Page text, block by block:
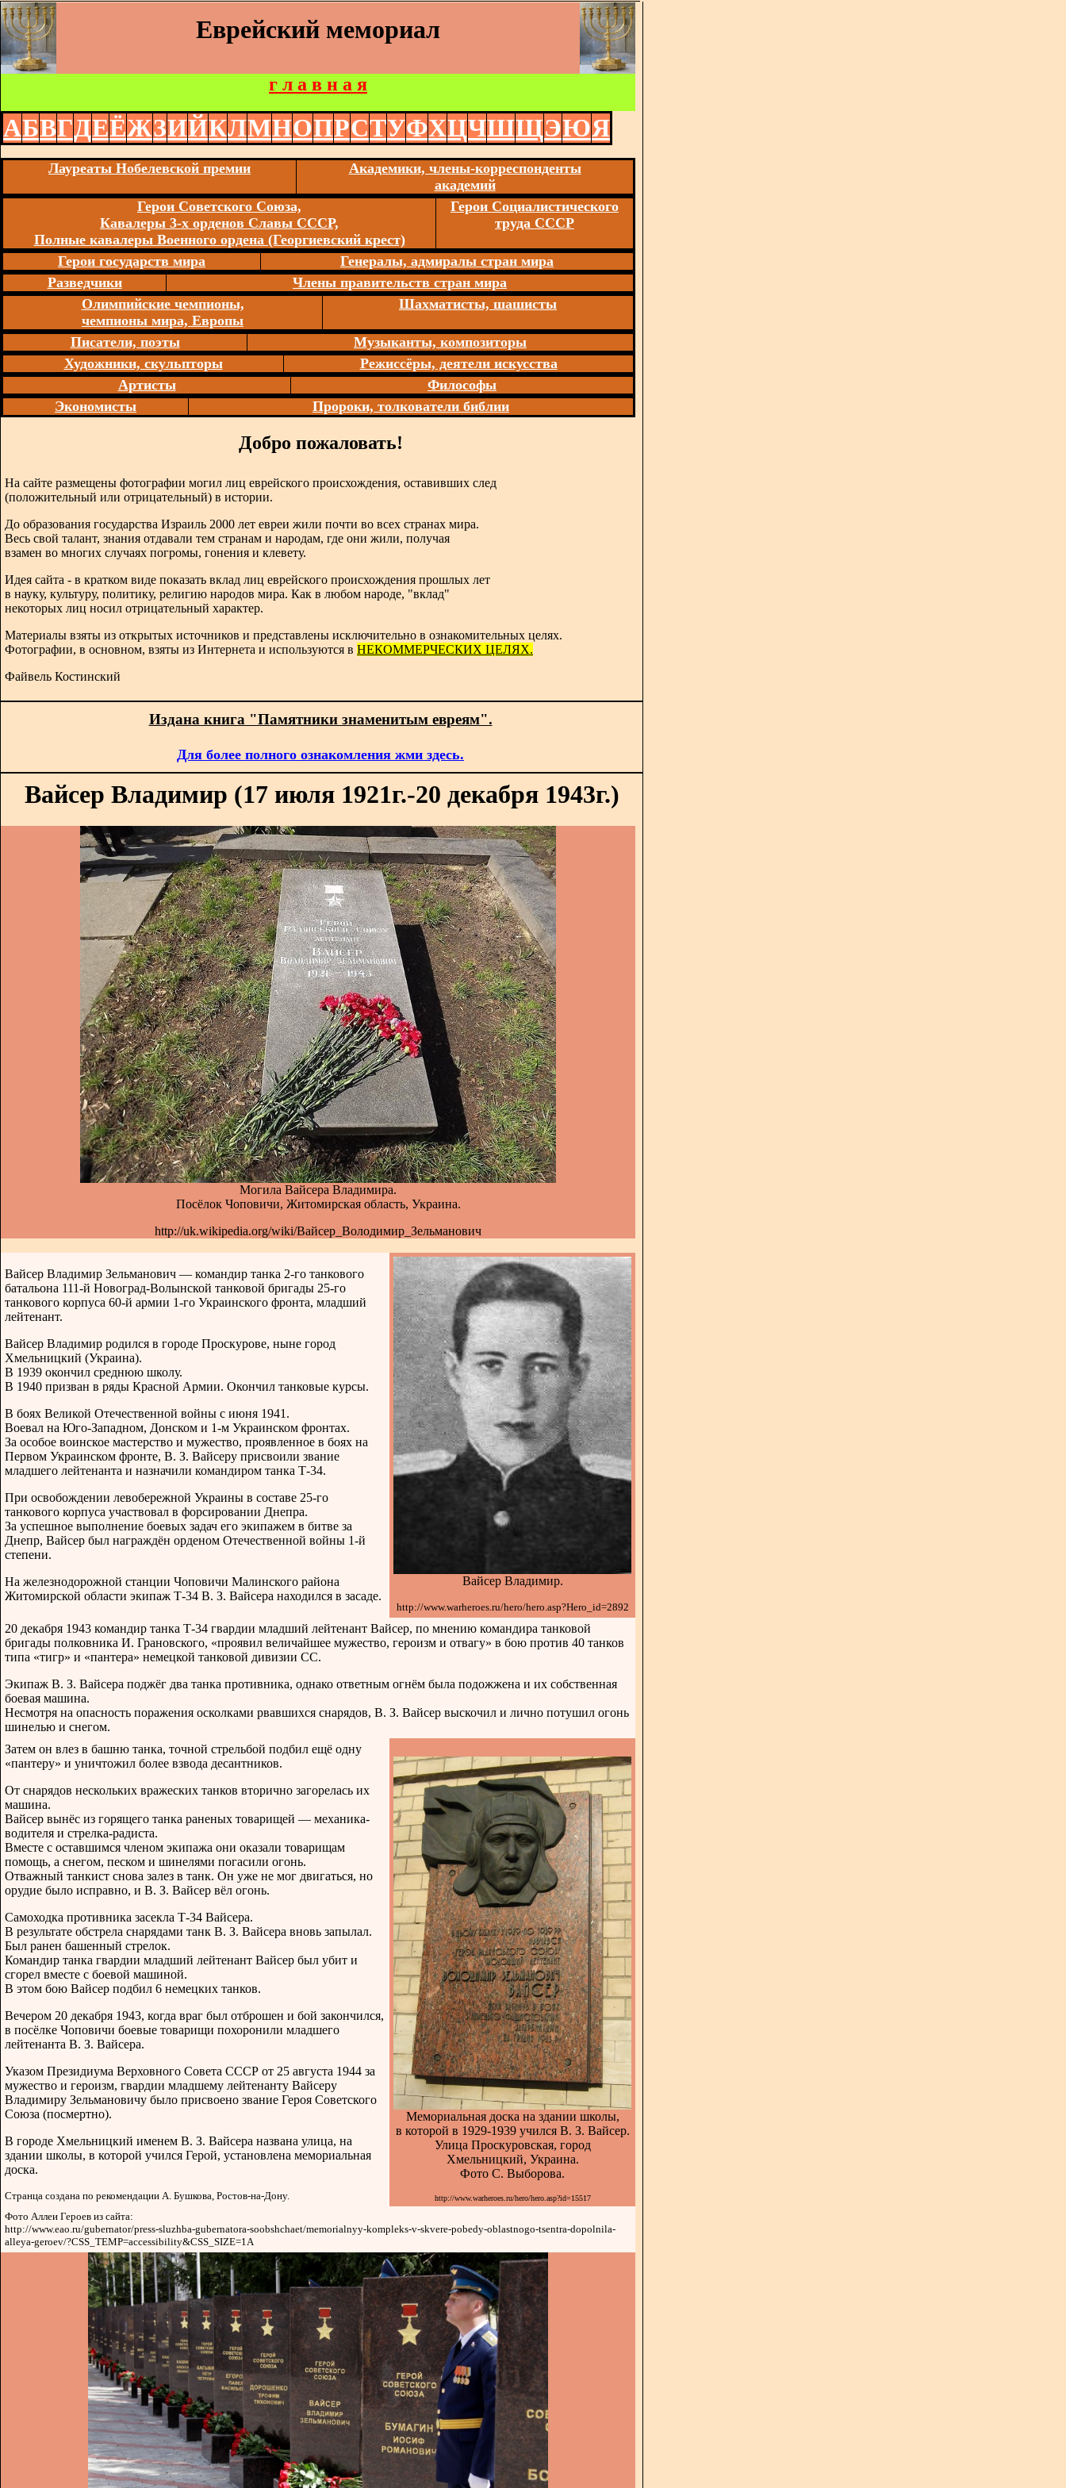
Еврейский мемориал
г л а в н а я
АБВГДЕЁЖЗИЙКЛМНОПРСТУФХЦЧШЩЭЮЯ
Лауреаты Нобелевской премии
Академики, члены-корреспонденты
академий
Герои Советского Союза,
Кавалеры 3-х орденов Славы СССР,
Полные кавалеры Военного ордена (Георгиевский крест)
Герои Социалистического
труда СССР
Герои государств мира
Генералы, адмиралы стран мира
Разведчики
Члены правительств стран мира
Олимпийские чемпионы,
чемпионы мира, Европы
Шахматисты, шашисты
Писатели, поэты
Музыканты, композиторы
Художники, скульпторы
Режиссёры, деятели искусства
Артисты
Философы
Экономисты
Пророки, толкователи библии
Добро пожаловать!
На сайте размещены фотографии могил лиц еврейского происхождения, оставивших след
(положительный или отрицательный) в истории.
До образования государства Израиль 2000 лет евреи жили почти во всех странах мира.
Весь свой талант, знания отдавали тем странам и народам, где они жили, получая
взамен во многих случаях погромы, гонения и клевету.
Идея сайта - в кратком виде показать вклад лиц еврейского происхождения прошлых лет
в науку, культуру, политику, религию народов мира. Как в любом народе, "вклад"
некоторых лиц носил отрицательный характер.
Материалы взяты из открытых источников и представлены исключительно в ознакомительных целях.
Фотографии, в основном, взяты из Интернета и используются в НЕКОММЕРЧЕСКИХ ЦЕЛЯХ.
Файвель Костинский
Издана книга "Памятники знаменитым евреям".
Для более полного ознакомления жми здесь.
Вайсер Владимир (17 июля 1921г.-20 декабря 1943г.)
Могила Вайсера Владимира.
Посёлок Чоповичи, Житомирская область, Украина.
http://uk.wikipedia.org/wiki/Вайсер_Володимир_Зельманович
Вайсер Владимир Зельманович — командир танка 2-го танкового
батальона 111-й Новоград-Волынской танковой бригады 25-го
танкового корпуса 60-й армии 1-го Украинского фронта, младший
лейтенант.
Вайсер Владимир родился в городе Проскурове, ныне город
Хмельницкий (Украина).
В 1939 окончил среднюю школу.
В 1940 призван в ряды Красной Армии. Окончил танковые курсы.
В боях Великой Отечественной войны с июня 1941.
Воевал на Юго-Западном, Донском и 1-м Украинском фронтах.
За особое воинское мастерство и мужество, проявленное в боях на
Первом Украинском фронте, В. З. Вайсеру присвоили звание
младшего лейтенанта и назначили командиром танка Т-34.
При освобождении левобережной Украины в составе 25-го
танкового корпуса участвовал в форсировании Днепра.
За успешное выполнение боевых задач его экипажем в битве за
Днепр, Вайсер был награждён орденом Отечественной войны 1-й
степени.
На железнодорожной станции Чоповичи Малинского района
Житомирской области экипаж Т-34 В. З. Вайсера находился в засаде.
Вайсер Владимир.
http://www.warheroes.ru/hero/hero.asp?Hero_id=2892
20 декабря 1943 командир танка Т-34 гвардии младший лейтенант Вайсер, по мнению командира танковой
бригады полковника И. Грановского, «проявил величайшее мужество, героизм и отвагу» в бою против 40 танков
типа «тигр» и «пантера» немецкой танковой дивизии СС.
Экипаж В. З. Вайсера поджёг два танка противника, однако ответным огнём была подожжена и их собственная
боевая машина.
Несмотря на опасность поражения осколками рвавшихся снарядов, В. З. Вайсер выскочил и лично потушил огонь
шинелью и снегом.
Затем он влез в башню танка, точной стрельбой подбил ещё одну
«пантеру» и уничтожил более взвода десантников.
От снарядов нескольких вражеских танков вторично загорелась их
машина.
Вайсер вынёс из горящего танка раненых товарищей — механика-
водителя и стрелка-радиста.
Вместе с оставшимся членом экипажа они оказали товарищам
помощь, а снегом, песком и шинелями погасили огонь.
Отважный танкист снова залез в танк. Он уже не мог двигаться, но
орудие было исправно, и В. З. Вайсер вёл огонь.
Самоходка противника засекла Т-34 Вайсера.
В результате обстрела снарядами танк В. З. Вайсера вновь запылал.
Был ранен башенный стрелок.
Командир танка гвардии младший лейтенант Вайсер был убит и
сгорел вместе с боевой машиной.
В этом бою Вайсер подбил 6 немецких танков.
Вечером 20 декабря 1943, когда враг был отброшен и бой закончился,
в посёлке Чоповичи боевые товарищи похоронили младшего
лейтенанта В. З. Вайсера.
Указом Президиума Верховного Совета СССР от 25 августа 1944 за
мужество и героизм, гвардии младшему лейтенанту Вайсеру
Владимиру Зельмановичу было присвоено звание Героя Советского
Союза (посмертно).
В городе Хмельницкий именем В. З. Вайсера названа улица, на
здании школы, в которой учился Герой, установлена мемориальная
доска.
Странца создана по рекомендации А. Бушкова, Ростов-на-Дону.
Мемориальная доска на здании школы,
в которой в 1929-1939 учился В. З. Вайсер.
Улица Проскуровская, город
Хмельницкий, Украина.
Фото С. Выборова.
http://www.warheroes.ru/hero/hero.asp?id=15517
Фото Аллеи Героев из сайта:
http://www.eao.ru/gubernator/press-sluzhba-gubernatora-soobshchaet/memorialnyy-kompleks-v-skvere-pobedy-oblastnogo-tsentra-dopolnila-
alleya-geroev/?CSS_TEMP=accessibility&CSS_SIZE=1A